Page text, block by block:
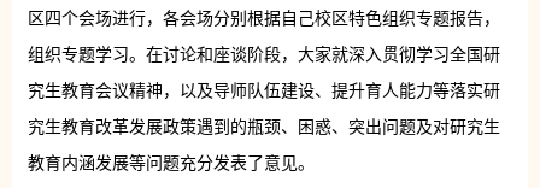
区四个会场进行，各会场分别根据自己校区特色组织专题报告，
组织专题学习。在讨论和座谈阶段，大家就深入贯彻学习全国研
究生教育会议精神，以及导师队伍建设、提升育人能力等落实研
究生教育改革发展政策遇到的瓶颈、困惑、突出问题及对研究生
教育内涵发展等问题充分发表了意见。